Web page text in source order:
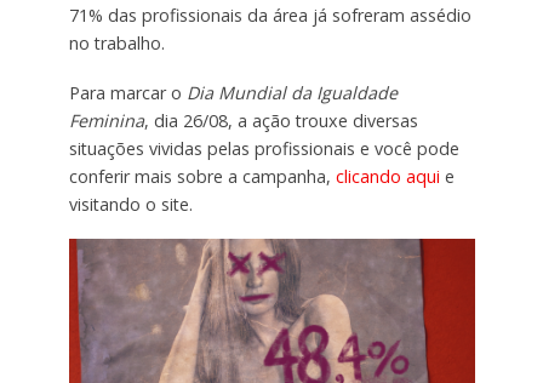
71% das profissionais da área já sofreram assédio
no trabalho.
Para marcar o Dia Mundial da Igualdade
Feminina, dia 26/08, a ação trouxe diversas
situações vividas pelas profissionais e você pode
conferir mais sobre a campanha, clicando aqui e
visitando o site.